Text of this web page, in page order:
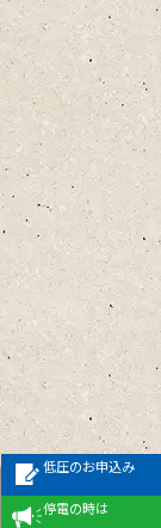
低圧のお申込み
停電の時は